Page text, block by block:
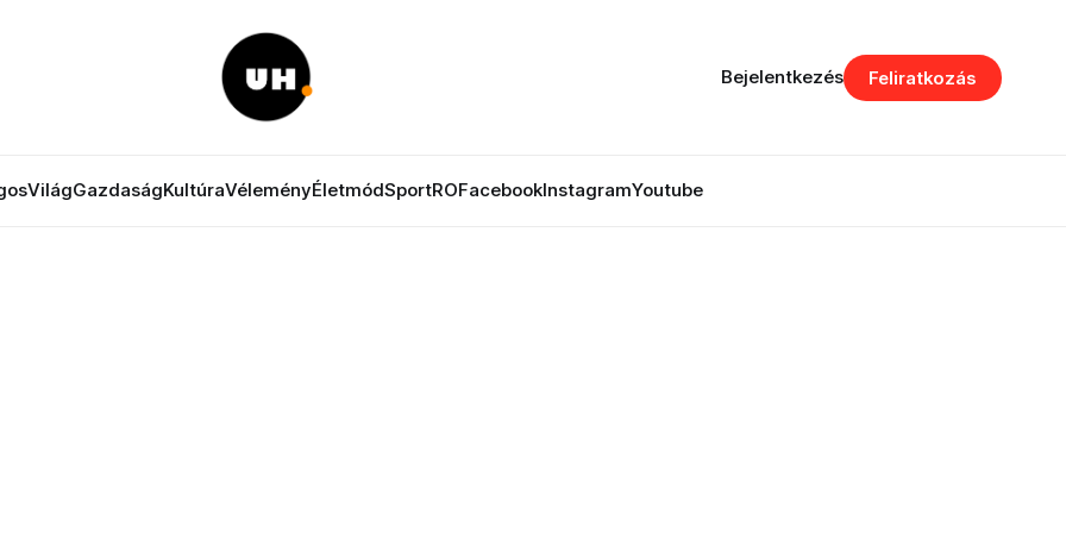
VilágGazdaságKultúraVéleményÉletmódSportROFacebookInstagramYoutube
Bejelentkezés Feliratkozás